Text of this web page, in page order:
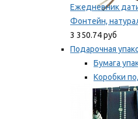
Ежедневник
Фонтейн,
3 350.74 руб
Подарочная
Бумага
Коробки
Ленты,
Мы рекомендуем